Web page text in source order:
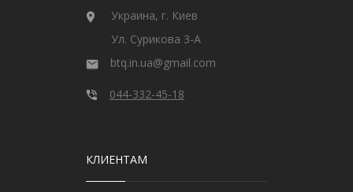
Украина, г. Киев
Ул. Сурикова 3-А
btq.in.ua@gmail.com
044-332-45-18
КЛИЕНТАМ